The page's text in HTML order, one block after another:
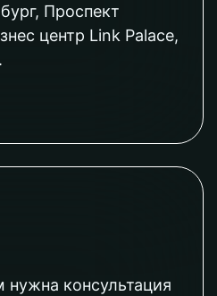
Проспект
центр Link Palace,
консультация